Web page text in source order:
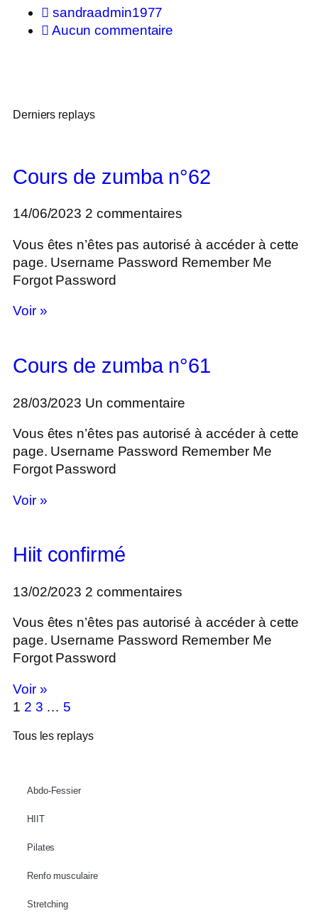
sandraadmin1977
Aucun commentaire
Derniers replays
Cours de zumba n°62
14/06/2023 2 commentaires
Vous êtes n’êtes pas autorisé à accéder à cette
page. Username Password Remember Me
Forgot Password
Voir »
Cours de zumba n°61
28/03/2023 Un commentaire
Vous êtes n’êtes pas autorisé à accéder à cette
page. Username Password Remember Me
Forgot Password
Voir »
Hiit confirmé
13/02/2023 2 commentaires
Vous êtes n’êtes pas autorisé à accéder à cette
page. Username Password Remember Me
Forgot Password
Voir »
1 2 3 … 5
Tous les replays
Abdo-Fessier
HIIT
Pilates
Renfo musculaire
Stretching